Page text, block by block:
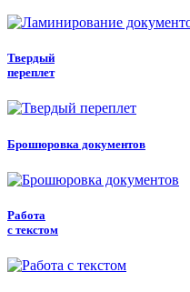
Твердый
переплет
Брошюровка документов
Работа
с текстом